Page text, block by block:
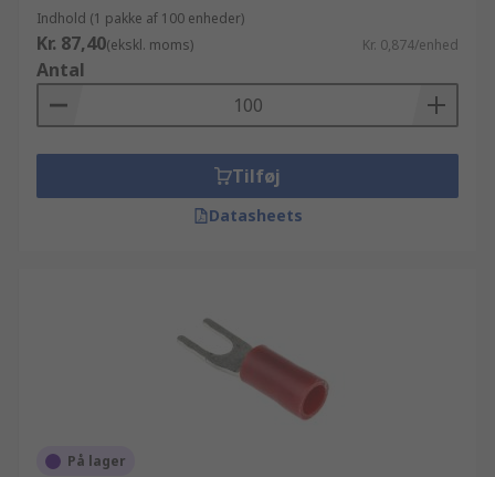
Indhold (1 pakke af 100 enheder)
Kr. 87,40(ekskl. moms) Kr. 0,874/enhed
Antal
Tilføj
Datasheets
På lager